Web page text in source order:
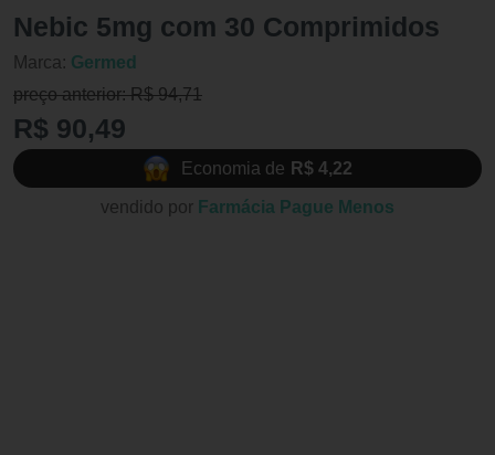
Nebic 5mg com 30 Comprimidos
Marca: Germed
preço anterior: R$ 94,71
R$ 90,49
Economia de R$ 4,22
vendido por Farmácia Pague Menos